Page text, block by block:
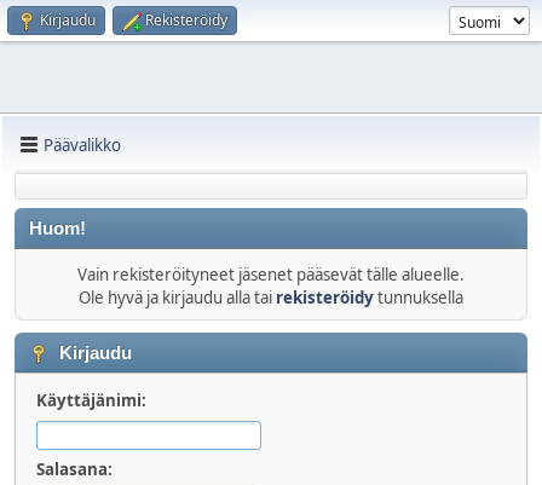
Kirjaudu Rekisteröidy
Päävalikko
Huom!
Vain rekisteröityneet jäsenet pääsevät tälle alueelle.
Ole hyvä ja kirjaudu alla tai rekisteröidytunnuksella
Kirjaudu
Käyttäjänimi:
Salasana: